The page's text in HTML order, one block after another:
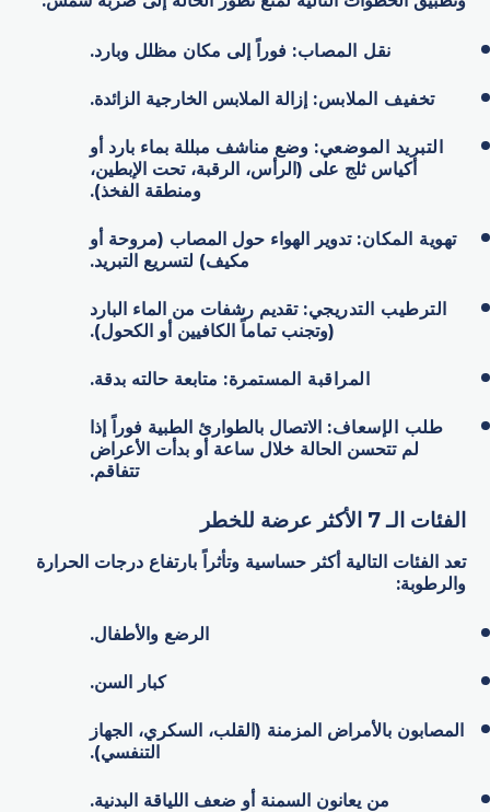
نقل المصاب: فوراً إلى مكان مظلل وبارد.
تخفيف الملابس: إزالة الملابس الخارجية الزائدة.
التبريد الموضعي: وضع مناشف مبللة بماء بارد أو
أكياس ثلج على (الرأس، الرقبة، تحت الإبطين،
ومنطقة الفخذ).
تهوية المكان: تدوير الهواء حول المصاب (مروحة أو
مكيف) لتسريع التبريد.
الترطيب التدريجي: تقديم رشفات من الماء البارد
(وتجنب تماماً الكافيين أو الكحول).
المراقبة المستمرة: متابعة حالته بدقة.
طلب الإسعاف: الاتصال بالطوارئ الطبية فوراً إذا
لم تتحسن الحالة خلال ساعة أو بدأت الأعراض
تتفاقم.
الفئات الـ 7 الأكثر عرضة للخطر
تعد الفئات التالية أكثر حساسية وتأثراً بارتفاع درجات الحرارة
والرطوبة:
الرضع والأطفال.
كبار السن.
المصابون بالأمراض المزمنة (القلب، السكري، الجهاز
التنفسي).
من يعانون السمنة أو ضعف اللياقة البدنية.